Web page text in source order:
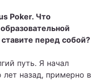
Poker. Что
перед собой?
путь. Я начал
лет назад, примерно в